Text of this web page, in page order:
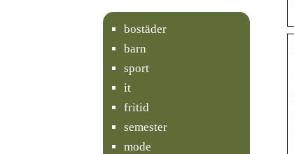
bostäder
barn
sport
it
fritid
semester
mode